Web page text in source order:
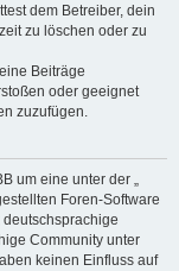
dem Betreiber, dein
zu löschen oder zu
Beiträge
oder geeignet
zuzufügen.
um eine unter der „
Foren-Software
Community unter
keinen Einfluss auf